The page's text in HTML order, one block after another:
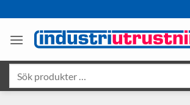
to
content
produkter